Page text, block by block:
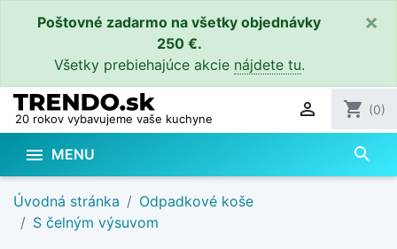
Poštovné zadarmo na všetky objednávky
250 €.
Všetky prebiehajúce akcie nájdete tu.
×
20 rokov vybavujeme vaše kuchyne  shopping_cart (0)
 MENU search
Úvodná stránka
Odpadkové koše
S čelným výsuvom